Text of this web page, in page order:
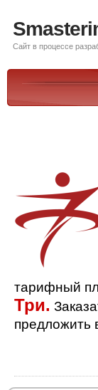
Сайт в процессе
тарифный
Три.
предложить